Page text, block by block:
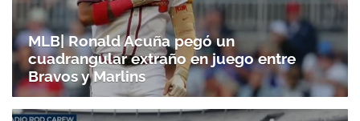
MLB| Ronald Acuña pegó un
cuadrangular extraño en juego entre
Bravos y Marlins